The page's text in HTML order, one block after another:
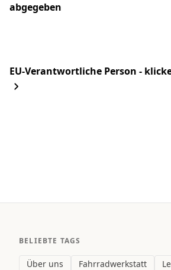
abgegeben
EU-Verantwortliche Person -
BELIEBTE TAGS
Über uns Fahrradwerkstatt